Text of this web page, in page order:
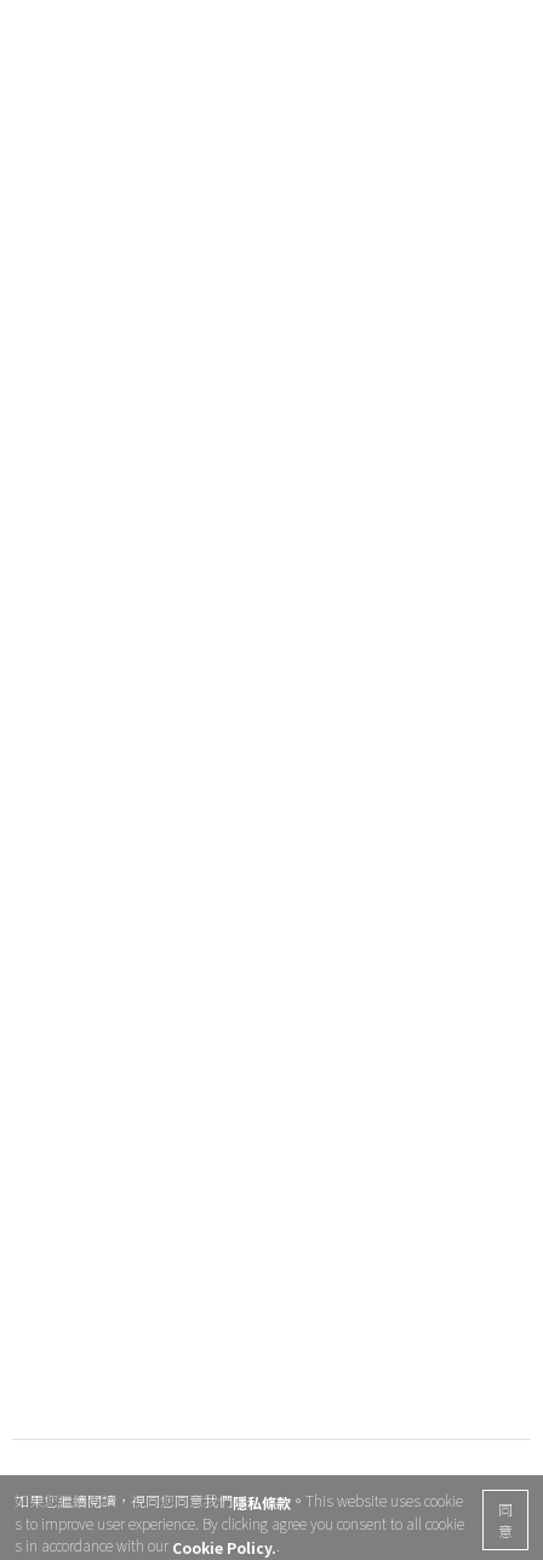
同
意
如果您繼續閱讀，視同您同意我們隱私條款 。This website uses cookie
s to improve user experience. By clicking agree you consent to all cookie
s in accordance with our Cookie Policy.